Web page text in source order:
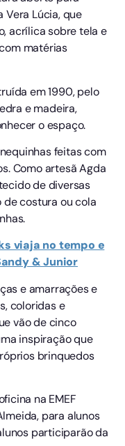
Vera Lúcia, que
acrílica sobre tela e
matérias
em 1990, pelo
e madeira,
o espaço.
feitas com
Como artesã Agda
de diversas
costura ou cola
viaja no tempo e
& Junior
e amarrações e
coloridas e
vão de cinco
inspiração que
brinquedos
na EMEF
para alunos
participarão da